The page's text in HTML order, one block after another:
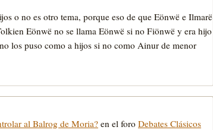
o no es otro tema, porque eso de que Eönwë e Ilmarë
Eönwë no se llama Eönwë si no Fiönwë y era hijo
los puso como a hijos si no como Ainur de menor
al Balrog de Moria? en el foro Debates Clásicos